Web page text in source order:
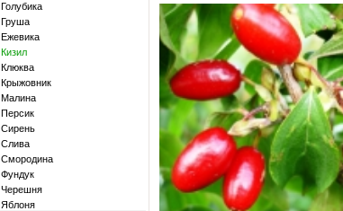
Голубика
Груша
Ежевика
Кизил
Клюква
Крыжовник
Малина
Персик
Сирень
Слива
Смородина
Фундук
Черешня
Яблоня